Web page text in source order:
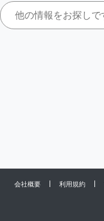
会社概要 利用規約